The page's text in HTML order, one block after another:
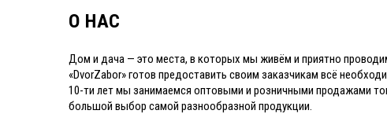
О НАС
Дом и дача — это места, в которых мы живём и приятно
«DvorZabor» готов предоставить своим заказчикам всё
10-ти лет мы занимаемся оптовыми и розничными продажами
большой выбор самой разнообразной продукции.